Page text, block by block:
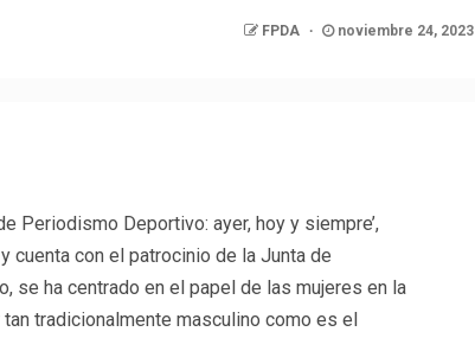
FPDA noviembre 24, 2023
Periodismo Deportivo: ayer, hoy y siempre’,
cuenta con el patrocinio de la Junta de
se ha centrado en el papel de las mujeres en la
tradicionalmente masculino como es el